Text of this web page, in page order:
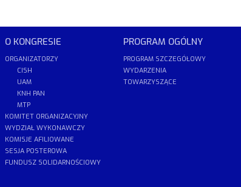
O KONGRESIE
ORGANIZATORZY
CISH
UAM
KNH PAN
MTP
KOMITET ORGANIZACYJNY
WYDZIAŁ WYKONAWCZY
KOMISJE AFILIOWANE
SESJA POSTEROWA
FUNDUSZ SOLIDARNOŚCIOWY
PROGRAM OGÓLNY
PROGRAM SZCZEGÓŁOWY
WYDARZENIA
TOWARZYSZĄCE